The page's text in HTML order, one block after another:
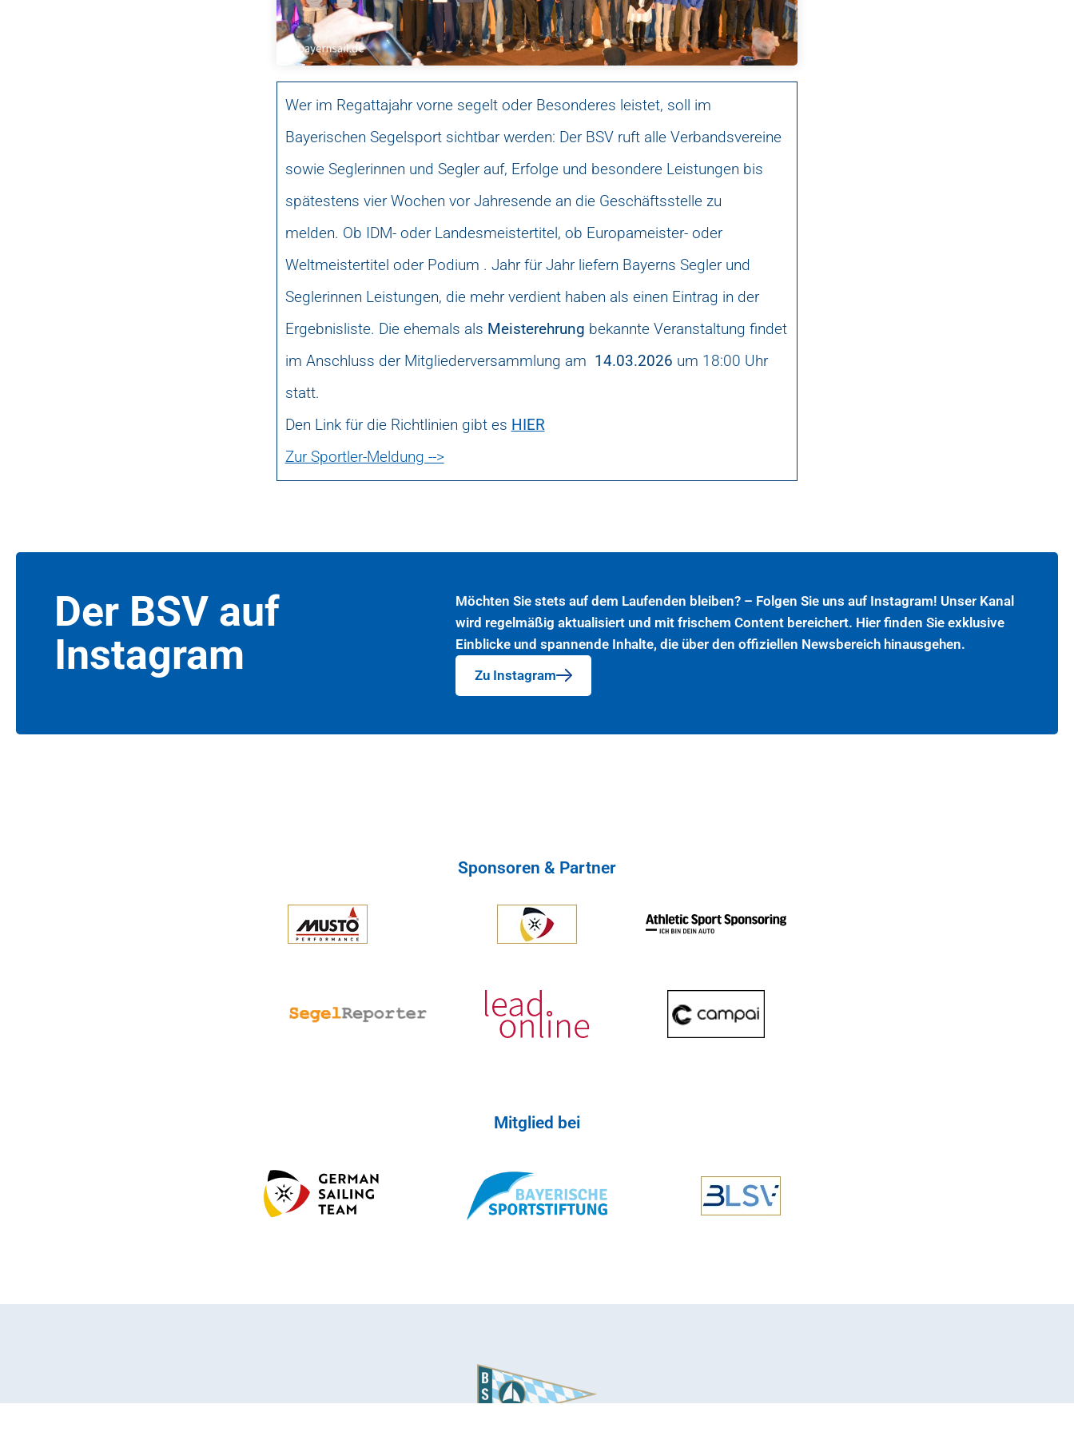
Wer im Regattajahr vorne segelt oder Besonderes leistet, soll im
Bayerischen Segelsport sichtbar werden: Der BSV ruft alle Verbandsvereine
sowie Seglerinnen und Segler auf, Erfolge und besondere Leistungen bis
spätestens vier Wochen vor Jahresende an die Geschäftsstelle zu
melden. Ob IDM- oder Landesmeistertitel, ob Europameister- oder
Weltmeistertitel oder Podium . Jahr für Jahr liefern Bayerns Segler und
Seglerinnen Leistungen, die mehr verdient haben als einen Eintrag in der
Ergebnisliste. Die ehemals als Meisterehrung bekannte Veranstaltung findet
im Anschluss der Mitgliederversammlung am 14.03.2026 um 18:00 Uhr
statt.
Den Link für die Richtlinien gibt es HIER
Zur Sportler-Meldung -->
Der BSV auf
Instagram
Möchten Sie stets auf dem Laufenden bleiben? – Folgen Sie uns auf Instagram! Unser Kanal
wird regelmäßig aktualisiert und mit frischem Content bereichert. Hier finden Sie exklusive
Einblicke und spannende Inhalte, die über den offiziellen Newsbereich hinausgehen.
Zu Instagram
Sponsoren & Partner
Mitglied bei